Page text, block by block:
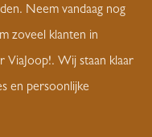
Neem vandaag nog
zoveel klanten in
ViaJoop!. Wij staan klaar
en persoonlijke